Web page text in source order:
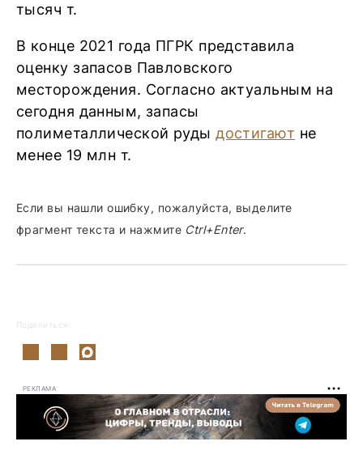
тысяч т.
В конце 2021 года ПГРК представила
оценку запасов Павловского
месторождения. Согласно актуальным на
сегодня данным, запасы
полиметаллической рудыдостигают не
менее 19 млн т.
Если вы нашли ошибку, пожалуйста, выделите
фрагмент текста и нажмите Ctrl+Enter.
Поделиться:
РЕКЛАМА